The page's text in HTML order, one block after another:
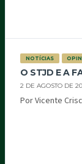
NOTÍCIAS
O STJD E A
2 DE AGOSTO DE
Por Vicente